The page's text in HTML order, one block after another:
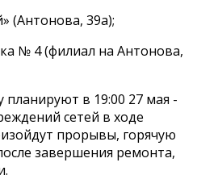
(Антонова, 39а);
№ 4 (филиал на Антонова,
в 19:00 27 мая -
сетей в ходе
прорывы, горячую
завершения ремонта,